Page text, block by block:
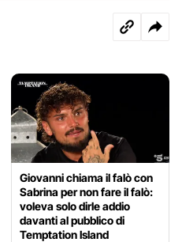
Giovanni chiama il falò con
Sabrina per non fare il falò:
voleva solo dirle addio
davanti al pubblico di
Temptation Island